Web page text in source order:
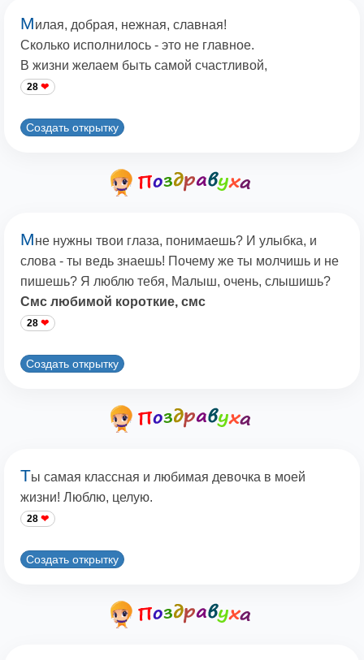
Милая, добрая, нежная, славная!
Сколько исполнилось - это не главное.
В жизни желаем быть самой счастливой,
28
Создать открытку
Мне нужны твои глаза, понимаешь? И улыбка, и
слова - ты ведь знаешь! Почему же ты молчишь и не
пишешь? Я люблю тебя, Малыш, очень, слышишь?
Смс любимой короткие, смс
28
Создать открытку
Ты самая классная и любимая девочка в моей
жизни! Люблю, целую.
28
Создать открытку